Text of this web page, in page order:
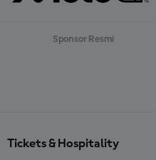
Sponsor Resmi
Tickets & Hospitality